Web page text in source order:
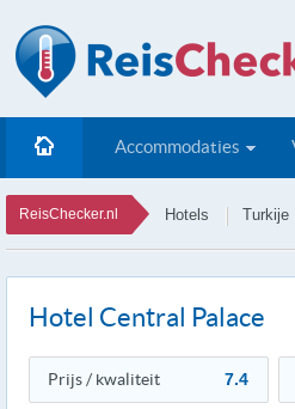
Accommodaties
ReisChecker.nl Hotels Turkije
Hotel Central Palace
Prijs / kwaliteit 7.4